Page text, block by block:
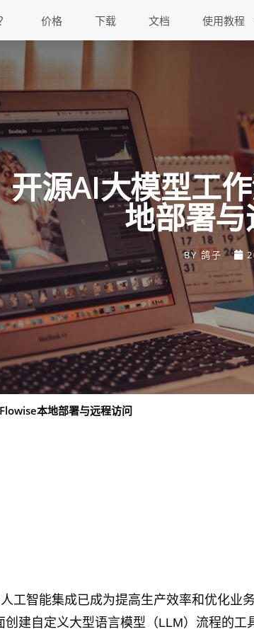
价格 下载 文档 使用教程
开源AI大模型工
地部署
BY 鸽子
本地部署与远程访问
工智能集成已成为提高生产效率和优化业
建自定义大型语言模型（LLM）流程的工